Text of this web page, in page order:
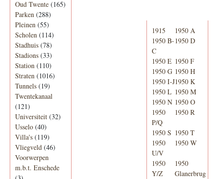
Oud Twente (165)
Parken (288)
Pleinen (55)
Scholen (114)
Stadhuis (78)
Stadions (33)
Station (110)
Straten (1016)
Tunnels (19)
Twentekanaal
(121)
Universiteit (32)
Usselo (40)
Villa's (119)
Vliegveld (46)
Voorwerpen
m.b.t. Enschede
1915
1950 A
1950 B-
C
1950 D
1950 E 1950 F
1950 G 1950 H
1950 I-J1950 K
1950 L 1950 M
1950 N 1950 O
1950
P/Q
1950 R
1950 S 1950 T
1950
U/V
1950 W
1950
Y/Z
1950
Glanerbrug